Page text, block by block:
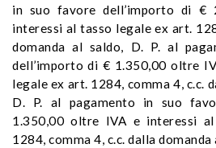
in suo favore dell’importo di €
interessi al tasso legale ex art.
domanda al saldo, D. P. al
dell’importo di € 1.350,00 oltre
legale ex art. 1284, comma 4, c.c.
D. P. al pagamento in suo
1.350,00 oltre IVA e interessi
1284, comma 4, c.c. dalla domanda